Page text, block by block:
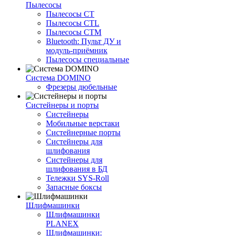
Пылесосы
Пылесосы CT
Пылесосы CTL
Пылесосы CTM
Bluetooth: Пульт ДУ и
модуль-приёмник
Пылесосы специальные
Система DOMINO
Фрезеры дюбельные
Систейнеры и порты
Систейнеры
Мобильные верстаки
Систейнерные порты
Систейнеры для
шлифования
Систейнеры для
шлифования в БД
Тележки SYS-Roll
Запасные боксы
Шлифмашинки
Шлифмашинки
PLANEX
Шлифмашинки: